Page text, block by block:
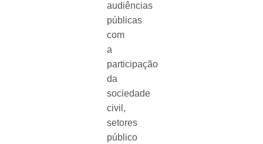
audiências
públicas
com
a
participação
da
sociedade
civil,
setores
público